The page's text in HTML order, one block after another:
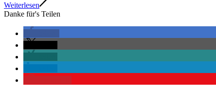
Weiterlesen
Danke für's Teilen